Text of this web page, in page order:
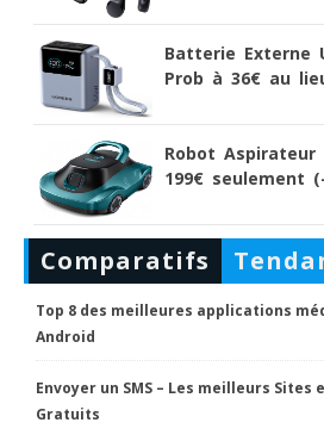
Batterie Externe
Prob à 36€ au
Robot Aspirateur
199€ seulement
Comparatifs
Top 8 des meilleures applications
Android
Envoyer un SMS – Les meilleurs Sites
Gratuits